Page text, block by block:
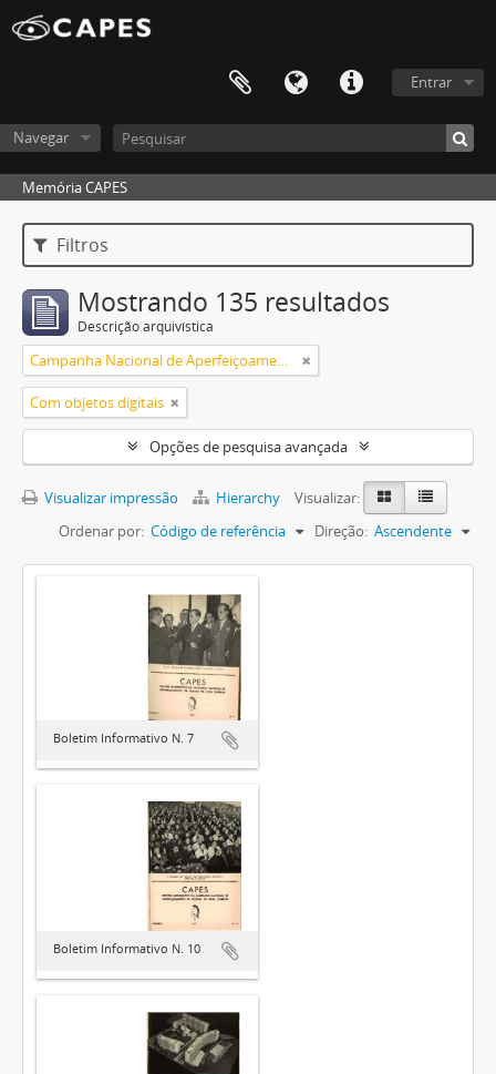
Entrar
Navegar
Memória CAPES
Filtros
Mostrando 135 resultados
Descrição arquivística
Campanha Nacional de Aperfeiçoamento de Pessoal de Nível Superior (CAPES)
Com objetos digitais
Opções de pesquisa avançada
Visualizar impressão Hierarchy
Visualizar:
Ordenar por: Código de referência Direção: Ascendente
Boletim Informativo N. 7
Boletim Informativo N. 10